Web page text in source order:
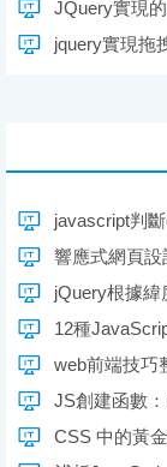
JQuery實現
jquery實現拖
javascript判
響應式網頁設
jQuery根據
12種
web前端技巧
JS創建函數
CSS 中的黃